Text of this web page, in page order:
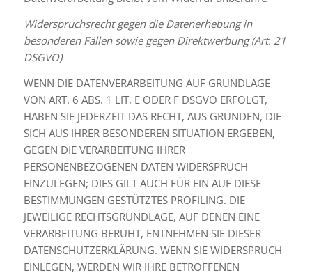
Widerspruchsrecht gegen die Datenerhebung in
besonderen Fällen sowie gegen Direktwerbung (Art. 21
DSGVO)
WENN DIE DATENVERARBEITUNG AUF GRUNDLAGE
VON ART. 6 ABS. 1 LIT. E ODER F DSGVO ERFOLGT,
HABEN SIE JEDERZEIT DAS RECHT, AUS GRÜNDEN, DIE
SICH AUS IHRER BESONDEREN SITUATION ERGEBEN,
GEGEN DIE VERARBEITUNG IHRER
PERSONENBEZOGENEN DATEN WIDERSPRUCH
EINZULEGEN; DIES GILT AUCH FÜR EIN AUF DIESE
BESTIMMUNGEN GESTÜTZTES PROFILING. DIE
JEWEILIGE RECHTSGRUNDLAGE, AUF DENEN EINE
VERARBEITUNG BERUHT, ENTNEHMEN SIE DIESER
DATENSCHUTZERKLÄRUNG. WENN SIE WIDERSPRUCH
EINLEGEN, WERDEN WIR IHRE BETROFFENEN